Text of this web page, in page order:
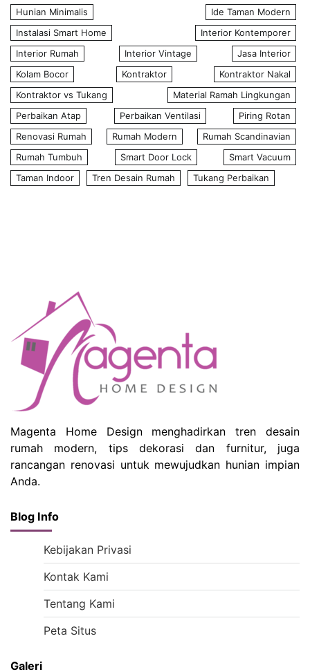
Hunian Minimalis
Ide Taman Modern
Instalasi Smart Home
Interior Kontemporer
Interior Rumah
Interior Vintage
Jasa Interior
Kolam Bocor
Kontraktor
Kontraktor Nakal
Kontraktor vs Tukang
Material Ramah Lingkungan
Perbaikan Atap
Perbaikan Ventilasi
Piring Rotan
Renovasi Rumah
Rumah Modern
Rumah Scandinavian
Rumah Tumbuh
Smart Door Lock
Smart Vacuum
Taman Indoor
Tren Desain Rumah Tukang Perbaikan
Magenta Home Design menghadirkan tren desain
rumah modern, tips dekorasi dan furnitur, juga
rancangan renovasi untuk mewujudkan hunian impian
Anda.
Blog Info
Kebijakan Privasi
Kontak Kami
Tentang Kami
Peta Situs
Galeri